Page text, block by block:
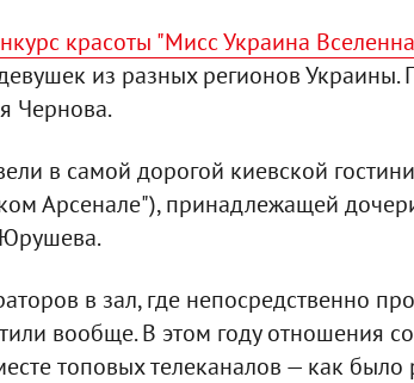
красоты "Мисс Украина
из разных регионов Украины.
Чернова.
в самой дорогой киевской
Арсенале"), принадлежащей
в зал, где непосредственно
вообще. В этом году отношения
топовых телеканалов — как было